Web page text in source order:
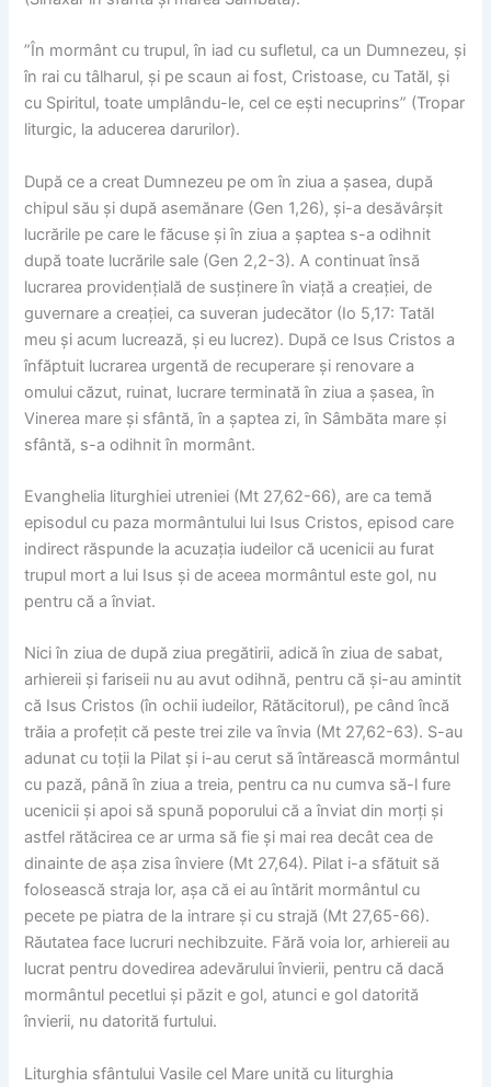
”În mormânt cu trupul, în iad cu sufletul, ca un Dumnezeu, și
în rai cu tâlharul, și pe scaun ai fost, Cristoase, cu Tatăl, și
cu Spiritul, toate umplându-le, cel ce ești necuprins” (Tropar
liturgic, la aducerea darurilor).
După ce a creat Dumnezeu pe om în ziua a șasea, după
chipul său și după asemănare (Gen 1,26), și-a desăvârșit
lucrările pe care le făcuse și în ziua a șaptea s-a odihnit
după toate lucrările sale (Gen 2,2-3). A continuat însă
lucrarea providențială de susținere în viață a creației, de
guvernare a creației, ca suveran judecător (Io 5,17: Tatăl
meu și acum lucrează, și eu lucrez). După ce Isus Cristos a
înfăptuit lucrarea urgentă de recuperare și renovare a
omului căzut, ruinat, lucrare terminată în ziua a șasea, în
Vinerea mare și sfântă, în a șaptea zi, în Sâmbăta mare și
sfântă, s-a odihnit în mormânt.
Evanghelia liturghiei utreniei (Mt 27,62-66), are ca temă
episodul cu paza mormântului lui Isus Cristos, episod care
indirect răspunde la acuzația iudeilor că ucenicii au furat
trupul mort a lui Isus și de aceea mormântul este gol, nu
pentru că a înviat.
Nici în ziua de după ziua pregătirii, adică în ziua de sabat,
arhiereii și fariseii nu au avut odihnă, pentru că și-au amintit
că Isus Cristos (în ochii iudeilor, Rătăcitorul), pe când încă
trăia a profețit că peste trei zile va învia (Mt 27,62-63). S-au
adunat cu toții la Pilat și i-au cerut să întărească mormântul
cu pază, până în ziua a treia, pentru ca nu cumva să-l fure
ucenicii și apoi să spună poporului că a înviat din morți și
astfel rătăcirea ce ar urma să fie și mai rea decât cea de
dinainte de așa zisa înviere (Mt 27,64). Pilat i-a sfătuit să
folosească straja lor, așa că ei au întărit mormântul cu
pecete pe piatra de la intrare și cu strajă (Mt 27,65-66).
Răutatea face lucruri nechibzuite. Fără voia lor, arhiereii au
lucrat pentru dovedirea adevărului învierii, pentru că dacă
mormântul pecetlui și păzit e gol, atunci e gol datorită
învierii, nu datorită furtului.
Liturghia sfântului Vasile cel Mare unită cu liturghia